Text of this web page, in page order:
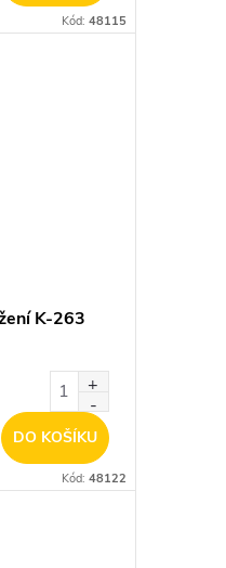
Kód: 48115
K-263
DO KOŠÍKU
Kód: 48122